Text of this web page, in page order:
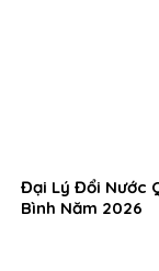
Đại Lý Đổi Nước
Bình Năm 2026